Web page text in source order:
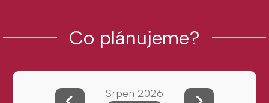
Co plánujeme?
Srpen 2026